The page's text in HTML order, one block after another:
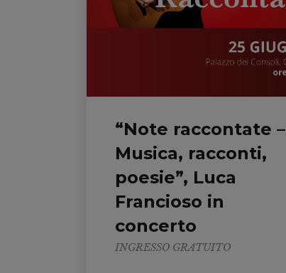
“Note raccontate –
Musica, racconti,
poesie”, Luca
Francioso in
concerto
INGRESSO GRATUITO